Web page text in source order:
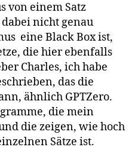
von einem Satz
nicht genau
eine Black Box ist,
die hier ebenfalls
Charles, ich habe
das die
ähnlich GPTZero.
die mein
die zeigen, wie hoch
Sätze ist.